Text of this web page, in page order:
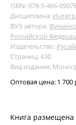
ISBN: 978-5-466-
Дисциплина:
ВУЗ автора:
Российской
Издательство:
Страниц: 430
Вид издания:
Оптовая цена: 1 700
Книга размещена